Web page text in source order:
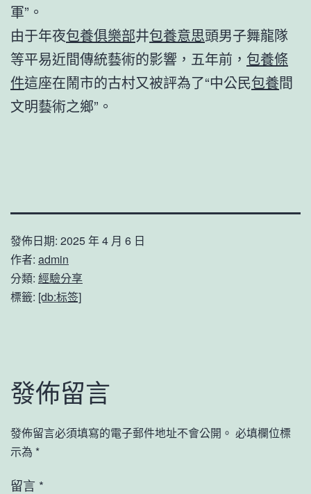
軍”。
由于年夜包養俱樂部井包養意思頭男子舞龍隊
等平易近間傳統藝術的影響，五年前， 包養條
件這座在鬧市的古村又被評為了“中公民包養間
文明藝術之鄉”。
發佈日期: 2025 年 4 月 6 日
作者: admin
分類: 經驗分享
標籤: [db:标签]
發佈留言
發佈留言必須填寫的電子郵件地址不會公開。 必填欄位標
示為 *
留言 *